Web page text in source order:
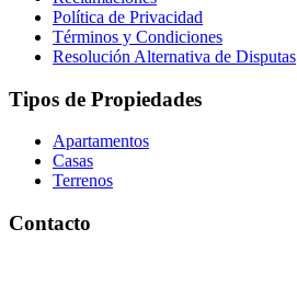
Política de Privacidad
Términos y Condiciones
Resolución Alternativa de Disputas
Tipos de Propiedades
Apartamentos
Casas
Terrenos
Contacto